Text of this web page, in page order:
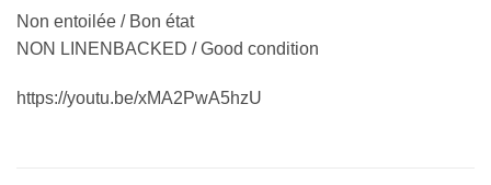
Non entoilée / Bon état
NON LINENBACKED / Good condition
https://youtu.be/xMA2PwA5hzU